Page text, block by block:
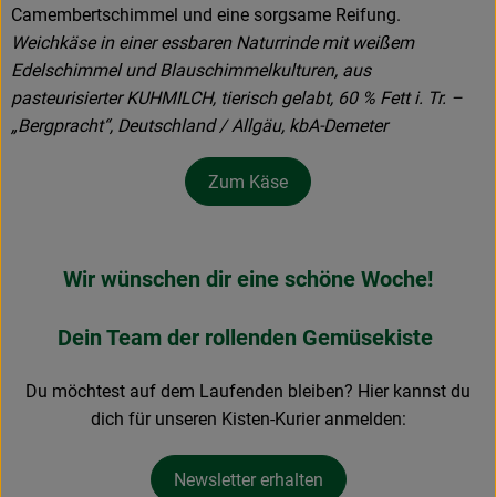
Camembertschimmel und eine sorgsame Reifung.
Weichkäse in einer essbaren Naturrinde mit weißem
Edelschimmel und Blauschimmelkulturen, aus
pasteurisierter KUHMILCH, tierisch gelabt, 60 % Fett i. Tr. –
„Bergpracht“, Deutschland / Allgäu, kbA-Demeter
Zum Käse
Wir wünschen dir eine schöne Woche!
Dein Team der rollenden Gemüsekiste
Du möchtest auf dem Laufenden bleiben? Hier kannst du
dich für unseren Kisten-Kurier anmelden:
Newsletter erhalten